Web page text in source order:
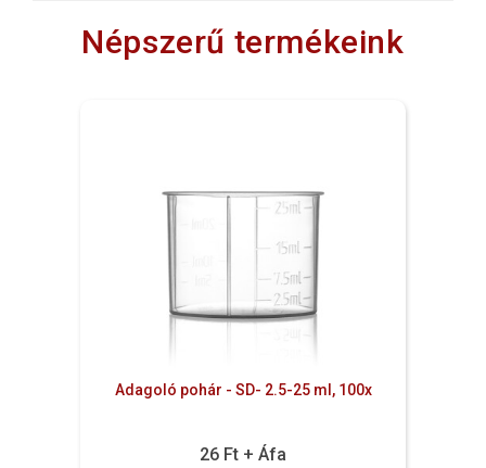
Népszerű termékeink
Adagoló pohár - SD- 2.5-25 ml, 100x
26 Ft + Áfa